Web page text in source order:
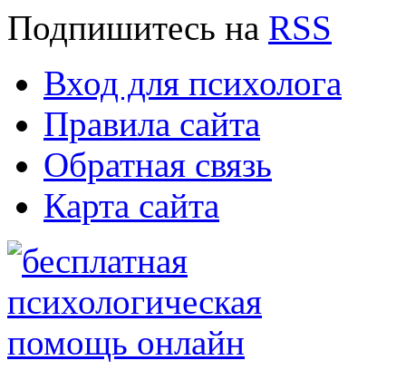
Подпишитесь на RSS
Вход для психолога
Правила сайта
Обратная связь
Карта сайта